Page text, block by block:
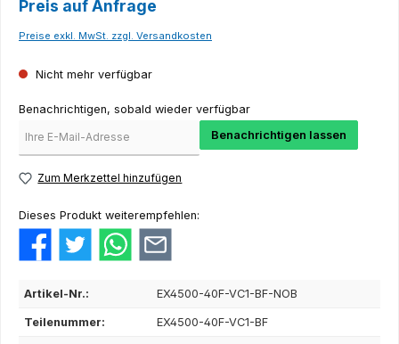
Preis auf Anfrage
Preise exkl. MwSt. zzgl. Versandkosten
Nicht mehr verfügbar
Benachrichtigen, sobald wieder verfügbar
Benachrichtigen lassen
Zum Merkzettel hinzufügen
Dieses Produkt weiterempfehlen:
Artikel-Nr.: EX4500-40F-VC1-BF-NOB
Teilenummer: EX4500-40F-VC1-BF